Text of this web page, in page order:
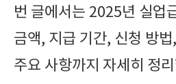
번 글에서는 2025년 실업
금액, 지급 기간, 신청 방
주요 사항까지 자세히 정